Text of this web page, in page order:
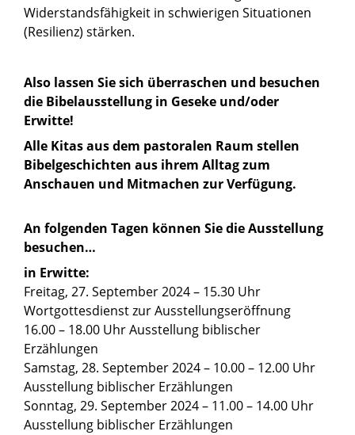
Widerstandsfähigkeit in schwierigen Situationen
(Resilienz) stärken.
Also lassen Sie sich überraschen und besuchen
die Bibelausstellung in Geseke und/oder
Erwitte!
Alle Kitas aus dem pastoralen Raum stellen
Bibelgeschichten aus ihrem Alltag zum
Anschauen und Mitmachen zur Verfügung.
An folgenden Tagen können Sie die Ausstellung
besuchen…
in Erwitte:
Freitag, 27. September 2024 – 15.30 Uhr
Wortgottesdienst zur Ausstellungseröffnung
16.00 – 18.00 Uhr Ausstellung biblischer
Erzählungen
Samstag, 28. September 2024 – 10.00 – 12.00 Uhr
Ausstellung biblischer Erzählungen
Sonntag, 29. September 2024 – 11.00 – 14.00 Uhr
Ausstellung biblischer Erzählungen